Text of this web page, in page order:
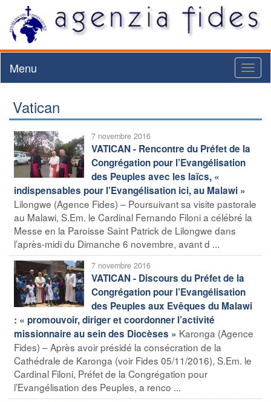
Menu
Vatican
7 novembre 2016
VATICAN - Rencontre du Préfet de la
Congrégation pour l’Evangélisation
des Peuples avec les laïcs, «
indispensables pour l’Evangélisation ici, au Malawi »
Lilongwe (Agence Fides) – Poursuivant sa visite pastorale
au Malawi, S.Em. le Cardinal Fernando Filoni a célébré la
Messe en la Paroisse Saint Patrick de Lilongwe dans
l’après-midi du Dimanche 6 novembre, avant d ...
7 novembre 2016
VATICAN - Discours du Préfet de la
Congrégation pour l’Evangélisation
des Peuples aux Evêques du Malawi
: « promouvoir, diriger et coordonner l’activité
missionnaire au sein des Diocèses » Karonga (Agence
Fides) – Après avoir présidé la consécration de la
Cathédrale de Karonga (voir Fides 05/11/2016), S.Em. le
Cardinal Filoni, Préfet de la Congrégation pour
l’Evangélisation des Peuples, a renco ...